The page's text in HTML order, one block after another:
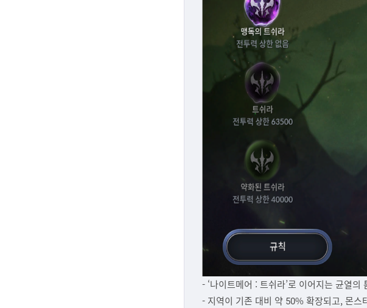
- ‘나이트메어 : 트쉬라’로 이어지는 균열의
- 지역이 기존 대비 약 50% 확장되고, 몬